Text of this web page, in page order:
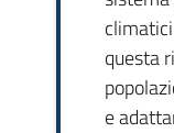
questa
e